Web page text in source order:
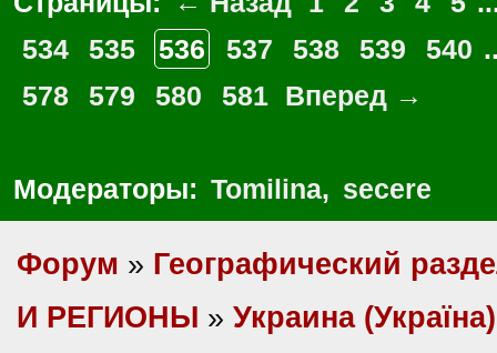
534
535 536 537 538 539 540
578
579 580 581 Вперед →
Модераторы: Tomilina, secere
Форум » Географический
И РЕГИОНЫ » Украина (Україна)